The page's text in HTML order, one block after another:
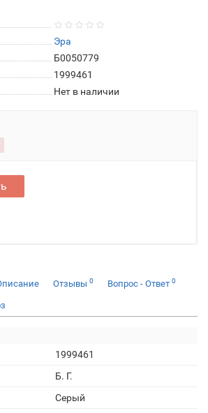
Эра
Б0050779
1999461
Нет в наличии
Отзывы 0 Вопрос - Ответ 0
1999461
Б. Г.
Серый